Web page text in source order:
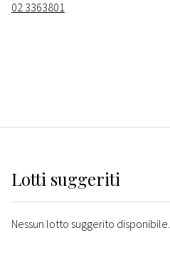
02 3363801
Lotti suggeriti
Nessun lotto suggerito disponibile.